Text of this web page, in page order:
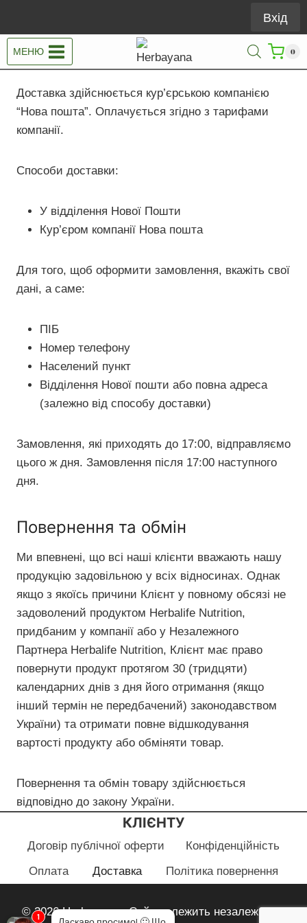
вмісту
Вхід
МЕНЮ 0
Доставка здійснюється кур’єрською компанією
“Нова пошта”. Оплачується згідно з тарифами
компанії.
Способи доставки:
У відділення Нової Пошти
Кур’єром компанії Нова пошта
Для того, щоб оформити замовлення, вкажіть свої
дані, а саме:
ПІБ
Номер телефону
Населений пункт
Відділення Нової пошти або повна адреса
(залежно від способу доставки)
Замовлення, які приходять до 17:00, відправляємо
цього ж дня. Замовлення після 17:00 наступного
дня.
Повернення та обмін
Ми впевнені, що всі наші клієнти вважають нашу
продукцію задовільною у всіх відносинах. Однак
якщо з якоїсь причини Клієнт у повному обсязі не
задоволений продуктом Herbalife Nutrition,
придбаним у компанії або у Незалежного
Партнера Неrbalife Nutrition, Клієнт має право
повернути продукт протягом 30 (тридцяти)
календарних днів з дня його отримання (якщо
інший термін не передбачений) законодавством
України) та отримати повне відшкодування
вартості продукту або обміняти товар.
Повернення та обмін товару здійснюється
відповідно до закону України.
КЛІЄНТУ
Договір публічної оферти
Конфіденційність
Оплата
Доставка Політика повернення
© 2026 Herbayana - Сайт належить незалежному
1